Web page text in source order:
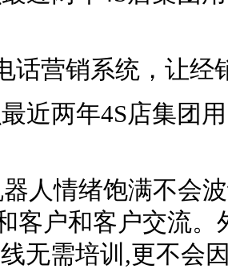
话营销系统，让经
人情绪饱满不会
客户和客户交流
无需培训,更不会